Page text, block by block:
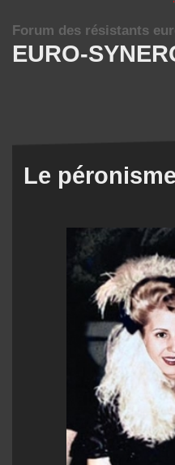
EURO-
Forum des résistants
Le